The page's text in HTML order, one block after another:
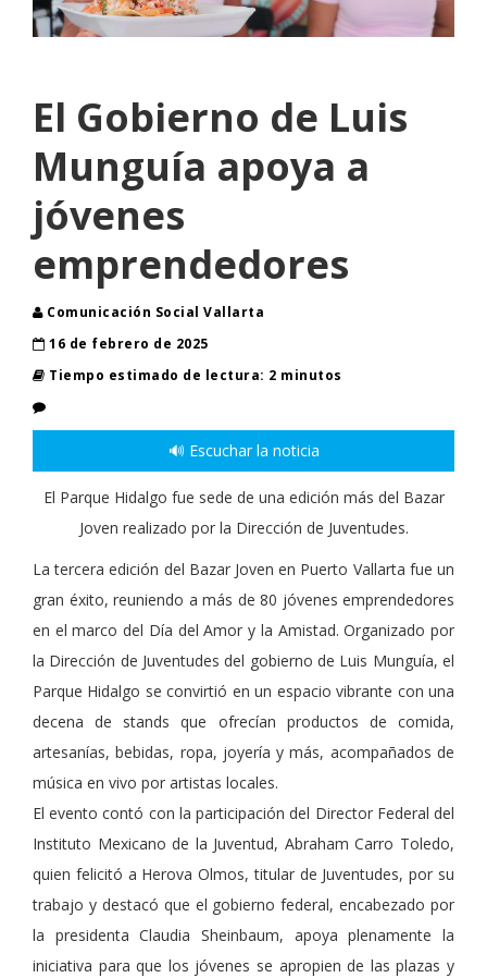
El Gobierno de Luis
Munguía apoya a
jóvenes
emprendedores
Comunicación Social Vallarta
16 de febrero de 2025
Tiempo estimado de lectura: 2 minutos
🔊 Escuchar la noticia
El Parque Hidalgo fue sede de una edición más del Bazar
Joven realizado por la Dirección de Juventudes.
La tercera edición del Bazar Joven en Puerto Vallarta fue un
gran éxito, reuniendo a más de 80 jóvenes emprendedores
en el marco del Día del Amor y la Amistad. Organizado por
la Dirección de Juventudes del gobierno de Luis Munguía, el
Parque Hidalgo se convirtió en un espacio vibrante con una
decena de stands que ofrecían productos de comida,
artesanías, bebidas, ropa, joyería y más, acompañados de
música en vivo por artistas locales.
El evento contó con la participación del Director Federal del
Instituto Mexicano de la Juventud, Abraham Carro Toledo,
quien felicitó a Herova Olmos, titular de Juventudes, por su
trabajo y destacó que el gobierno federal, encabezado por
la presidenta Claudia Sheinbaum, apoya plenamente la
iniciativa para que los jóvenes se apropien de las plazas y